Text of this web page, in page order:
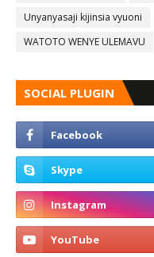
Unyanyasaji kijinsia vyuoni
WATOTO WENYE ULEMAVU
SOCIAL PLUGIN